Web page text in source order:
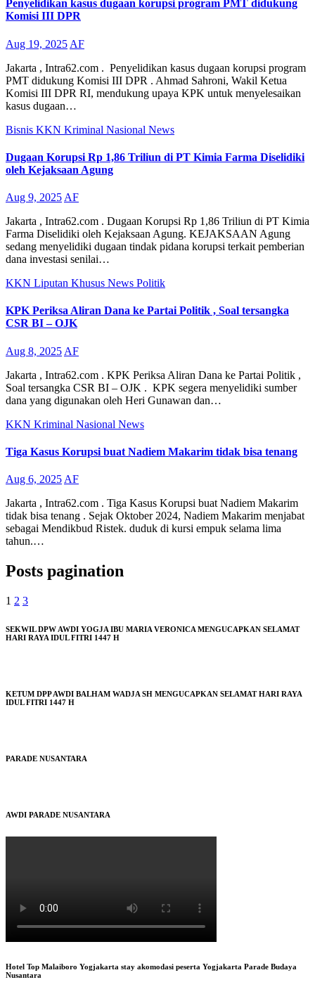
Penyelidikan kasus dugaan korupsi program PMT didukung
Komisi III DPR
Aug 19, 2025 AF
Jakarta , Intra62.com . Penyelidikan kasus dugaan korupsi program
PMT didukung Komisi III DPR . Ahmad Sahroni, Wakil Ketua
Komisi III DPR RI, mendukung upaya KPK untuk menyelesaikan
kasus dugaan…
Bisnis KKN Kriminal Nasional News
Dugaan Korupsi Rp 1,86 Triliun di PT Kimia Farma Diselidiki
oleh Kejaksaan Agung
Aug 9, 2025 AF
Jakarta , Intra62.com . Dugaan Korupsi Rp 1,86 Triliun di PT Kimia
Farma Diselidiki oleh Kejaksaan Agung. KEJAKSAAN Agung
sedang menyelidiki dugaan tindak pidana korupsi terkait pemberian
dana investasi senilai…
KKN Liputan Khusus News Politik
KPK Periksa Aliran Dana ke Partai Politik , Soal tersangka
CSR BI – OJK
Aug 8, 2025 AF
Jakarta , Intra62.com . KPK Periksa Aliran Dana ke Partai Politik ,
Soal tersangka CSR BI – OJK . KPK segera menyelidiki sumber
dana yang digunakan oleh Heri Gunawan dan…
KKN Kriminal Nasional News
Tiga Kasus Korupsi buat Nadiem Makarim tidak bisa tenang
Aug 6, 2025 AF
Jakarta , Intra62.com . Tiga Kasus Korupsi buat Nadiem Makarim
tidak bisa tenang . Sejak Oktober 2024, Nadiem Makarim menjabat
sebagai Mendikbud Ristek. duduk di kursi empuk selama lima
tahun.…
Posts pagination
1 2 3
SEKWIL DPW AWDI YOGJA IBU MARIA VERONICA MENGUCAPKAN SELAMAT
HARI RAYA IDUL FITRI 1447 H
KETUM DPP AWDI BALHAM WADJA SH MENGUCAPKAN SELAMAT HARI RAYA
IDUL FITRI 1447 H
PARADE NUSANTARA
AWDI PARADE NUSANTARA
Hotel Top Malaiboro Yogjakarta stay akomodasi peserta Yogjakarta Parade Budaya
Nusantara